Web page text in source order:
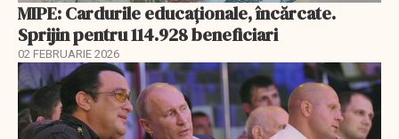
MIPE: Cardurile educaţionale, încărcate.
Sprijin pentru 114.928 beneficiari
02 FEBRUARIE 2026